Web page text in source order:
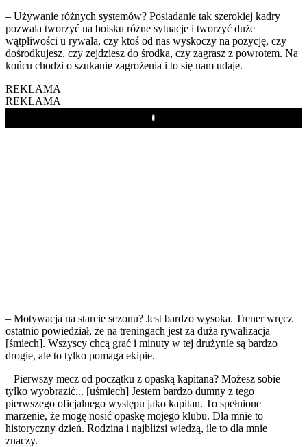
– Używanie różnych systemów? Posiadanie tak szerokiej kadry
pozwala tworzyć na boisku różne sytuacje i tworzyć duże
wątpliwości u rywala, czy ktoś od nas wyskoczy na pozycję, czy
dośrodkujesz, czy zejdziesz do środka, czy zagrasz z powrotem. Na
końcu chodzi o szukanie zagrożenia i to się nam udaje.
REKLAMA
REKLAMA
Play
– Motywacja na starcie sezonu? Jest bardzo wysoka. Trener wręcz
ostatnio powiedział, że na treningach jest za duża rywalizacja
[śmiech]. Wszyscy chcą grać i minuty w tej drużynie są bardzo
drogie, ale to tylko pomaga ekipie.
– Pierwszy mecz od początku z opaską kapitana? Możesz sobie
tylko wyobrazić... [uśmiech] Jestem bardzo dumny z tego
pierwszego oficjalnego występu jako kapitan. To spełnione
marzenie, że mogę nosić opaskę mojego klubu. Dla mnie to
historyczny dzień. Rodzina i najbliżsi wiedzą, ile to dla mnie
znaczy.